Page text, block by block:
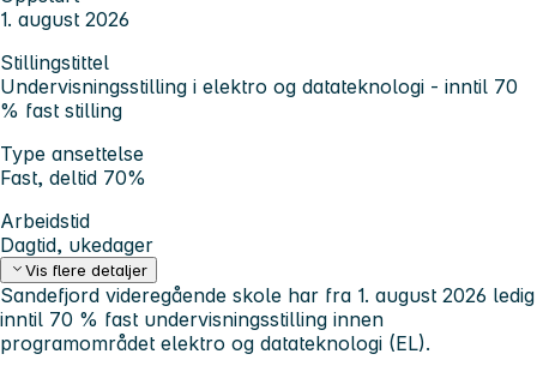
1. august 2026
Stillingstittel
Undervisningsstilling i elektro og datateknologi - inntil 70
% fast stilling
Type ansettelse
Fast, deltid 70%
Arbeidstid
Dagtid, ukedager
Vis flere detaljer
Sandefjord videregående skole har fra 1. august 2026 ledig
inntil 70 % fast undervisningsstilling innen
programområdet elektro og datateknologi (EL).